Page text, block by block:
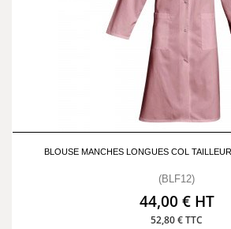
BLOUSE MANCHES LONGUES COL
(BLF12)
44,00 € HT
52,80 € TTC